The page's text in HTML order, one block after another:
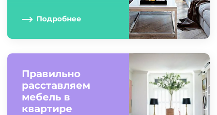
Подробнее
Правильно
расставляем
мебель в
квартире